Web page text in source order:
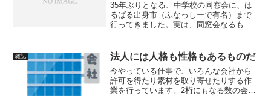
35年ぶりとなる、中学校の同窓会に、は
るばる出身市（ふなっしーで有名）まで
行ってきました。実は、同窓会なるもの
いし、あまり年月が経つと行方不明にな
るし。高校の同窓会も、...
雑記 法人には人格も性格もあるものだ
今やっている仕事で、いろんな会社から
許可を得たり素材を取り寄せたりする作
業を行っています。2桁にもなる数の会社